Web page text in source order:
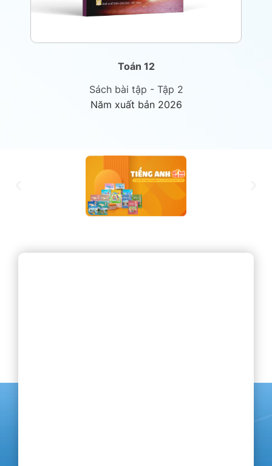
Toán 12
Sách bài tập - Tập 2
Năm xuất bản 2026